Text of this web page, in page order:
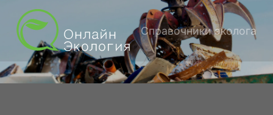
Справочники эколога